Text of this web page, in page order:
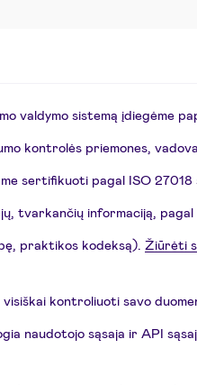
valdymo sistemą įdiegėme
kontrolės priemones,
sertifikuoti pagal ISO
tvarkančių informaciją, pagal
praktikos kodeksą). Žiūrėti
visiškai kontroliuoti savo
naudotojo sąsaja ir API